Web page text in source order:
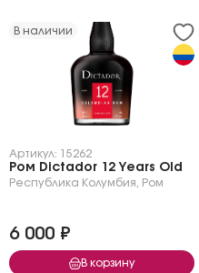
В наличии
Артикул: 15262
Ром Dictador 12 Years Old
Республика Колумбия Ром
6 000 ₽
В корзину